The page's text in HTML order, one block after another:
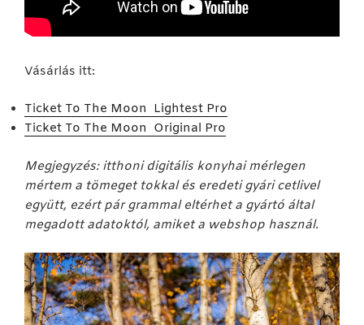
Vásárlás itt:
Ticket To The Moon Lightest Pro
Ticket To The Moon Original Pro
Megjegyzés: itthoni digitális konyhai mérlegen
mértem a tömeget tokkal és eredeti gyári cetlivel
együtt, ezért pár grammal eltérhet a gyártó által
megadott adatoktól, amiket a webshop használ.